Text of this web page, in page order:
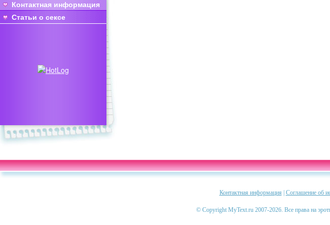
Контактная информация
Статьи о сексе
Контактная информация Соглашение об
© Copyright MyText.ru 2007-2026. Все права на